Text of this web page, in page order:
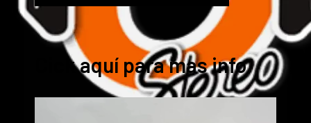
Cick aquí para mas info